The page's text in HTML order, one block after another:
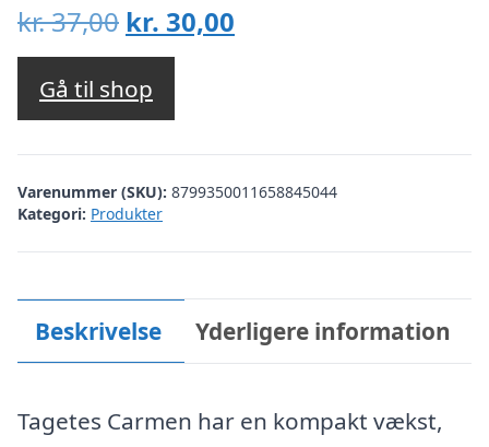
kr.37,00 Den
oprindelige
pris
var:
kr. 37,00.
kr. 30,00
kr. 30,00.
Gå til shop
Varenummer (SKU): 8799350011658845044
Kategori: Produkter
Beskrivelse Yderligere information
Tagetes Carmen har en kompakt vækst,